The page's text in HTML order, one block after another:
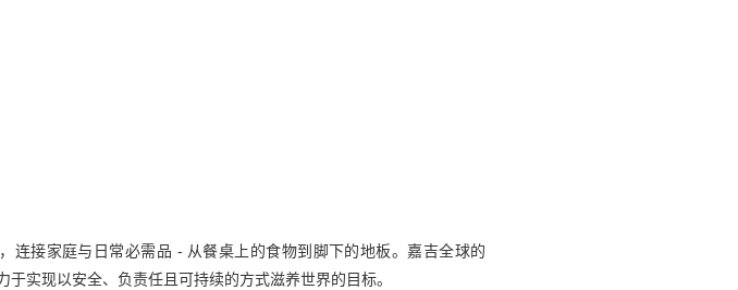
连接家庭与日常必需品 - 从餐桌上的食物到脚下的地板。嘉吉全球的
实现以安全、负责任且可持续的方式滋养世界的目标。